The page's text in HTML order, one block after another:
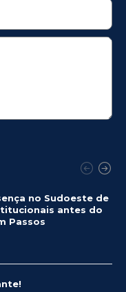
no Sudoeste de
antes do
Passos